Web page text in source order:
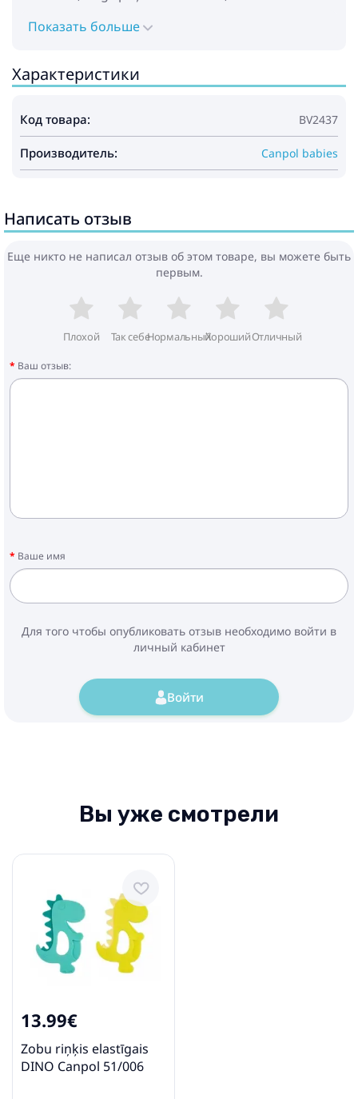
Показать больше
Характеристики
Код товара: BV2437
Производитель: Canpol babies
Написать отзыв
Еще никто не написал отзыв об этом товаре, вы можете быть
первым.
Плохой Так себеНормальныйХорошийОтличный
Ваш отзыв:
Ваше имя
Для того чтобы опубликовать отзыв необходимо войти в
личный кабинет
Войти
Вы уже смотрели
13.99€
Zobu riņķis elastīgais
DINO Canpol 51/006